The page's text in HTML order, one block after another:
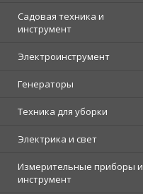
Садовая техника и
инструмент
Электроинструмент
Генераторы
Техника для уборки
Электрика и свет
Измерительные приборы и
инструмент